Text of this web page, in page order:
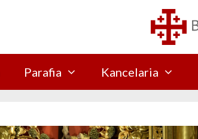
Parafia Kancelaria